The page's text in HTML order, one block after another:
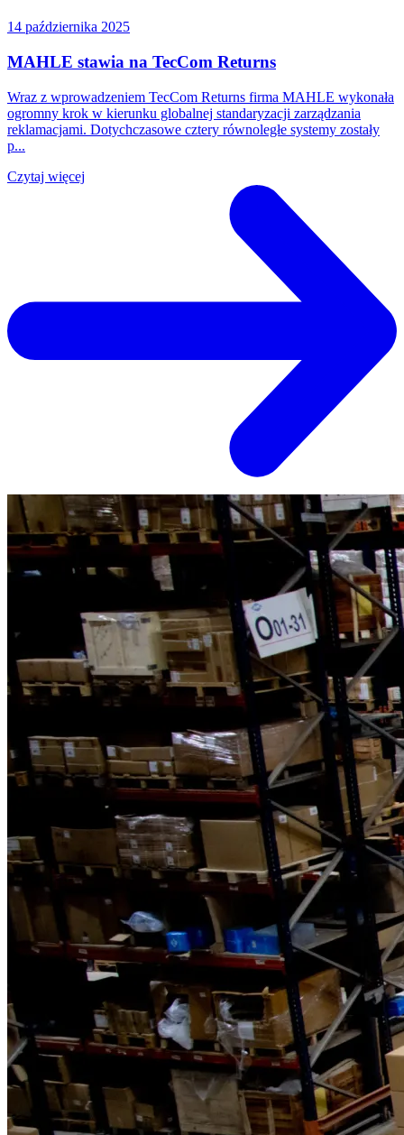
14 października 2025
MAHLE stawia na TecCom Returns
Wraz z wprowadzeniem TecCom Returns firma MAHLE wykonała
ogromny krok w kierunku globalnej standaryzacji zarządzania
reklamacjami. Dotychczasowe cztery równoległe systemy zostały
p...
Czytaj więcej